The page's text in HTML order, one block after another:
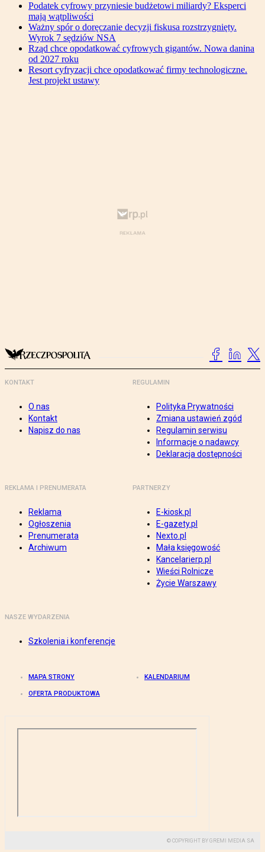
Podatek cyfrowy przyniesie budżetowi miliardy? Eksperci
mają wątpliwości
Ważny spór o doręczanie decyzji fiskusa rozstrzygnięty.
Wyrok 7 sędziów NSA
Rząd chce opodatkować cyfrowych gigantów. Nowa danina
od 2027 roku
Resort cyfryzacji chce opodatkować firmy technologiczne.
Jest projekt ustawy
KONTAKT
O nas
Kontakt
Napisz do nas
REGULAMIN
Polityka Prywatności
Zmiana ustawień zgód
Regulamin serwisu
Informacje o nadawcy
Deklaracja dostępności
REKLAMA I PRENUMERATA
Reklama
Ogłoszenia
Prenumerata
Archiwum
PARTNERZY
E-kiosk.pl
E-gazety.pl
Nexto.pl
Mała księgowość
Kancelarierp.pl
Wieści Rolnicze
Życie Warszawy
NASZE WYDARZENIA
Szkolenia i konferencje
MAPA STRONY KALENDARIUM
OFERTA PRODUKTOWA
© COPYRIGHT BY GREMI MEDIA SA